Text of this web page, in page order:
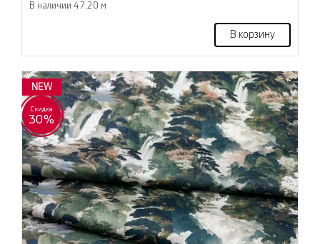
В наличии 47.20 м
В корзину
NEW
Скидка
30%